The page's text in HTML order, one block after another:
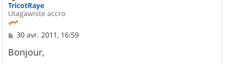
TricotRaye
Utagawiste accro
M
s
s
30 avr. 2011, 16:59
Bonjour,